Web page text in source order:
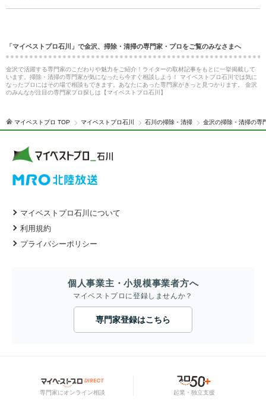
「マイベストプロ石川」で金沢、掃除・清掃の専門家・プロをご覧のみなさまへ
金沢で活躍する専門家のこだわりや魅力をご紹介！ライターの取材記事をもとに一挙掲載して
います。掃除・清掃の専門家が気になったら今すぐ相談しよう！ マイベストプロ石川では気に
なったプロにはその場で相談もできます。あなたにあった専門家がきっと見つかります。 金沢
のみんなが注目の専門家プロ探しは【マイベストプロ石川】
マイベストプロ TOP マイベストプロ石川 石川の掃除・清掃 金沢の掃除・清掃の専
マイベストプロ石川について
利用規約
プライバシーポリシー
個人事業主・小規模事業者方へ
マイベストプロに登録しませんか？
専門家登録はこちら
専門家にオンライン相談 起業・独立支援